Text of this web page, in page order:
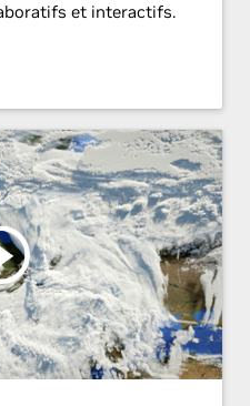
et interactifs.